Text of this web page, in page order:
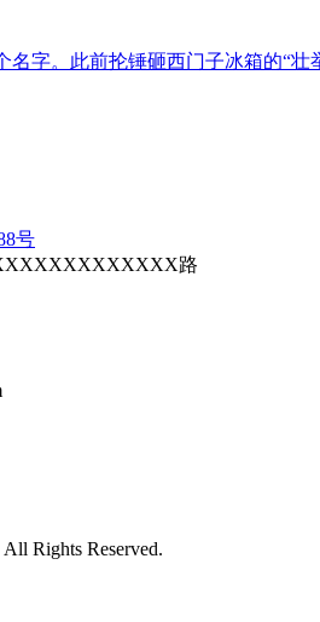
名字。此前抡锤砸西门子冰箱的“
号
路
Rights Reserved.